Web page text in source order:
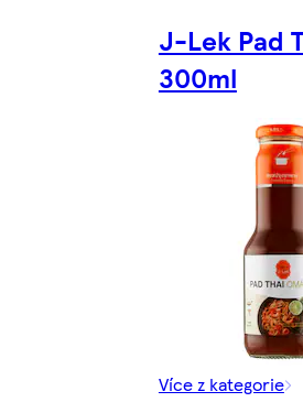
J-Lek Pad
300ml
Více z kategorie